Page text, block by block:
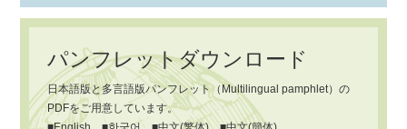
パンフレットダウンロード
日本語版と多言語版パンフレット（Multilingual pamphlet）の
PDFをご用意しています。